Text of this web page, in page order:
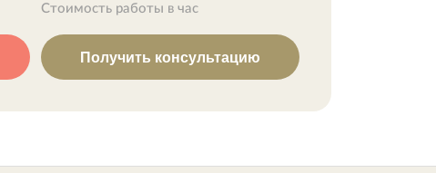
Стоимость работы в час
Получить консультацию